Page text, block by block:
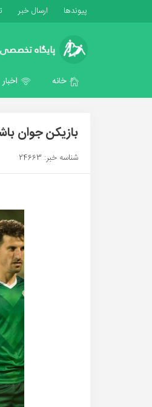
پیوندها ارسال خبر
خانه اخبار
بازیکن جوان
شناسه خبر: 24663